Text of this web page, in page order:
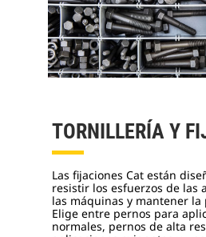
TORNILLERÍA Y
Las fijaciones Cat están
resistir los esfuerzos de las
las máquinas y mantener
Elige entre pernos para
normales, pernos de alta